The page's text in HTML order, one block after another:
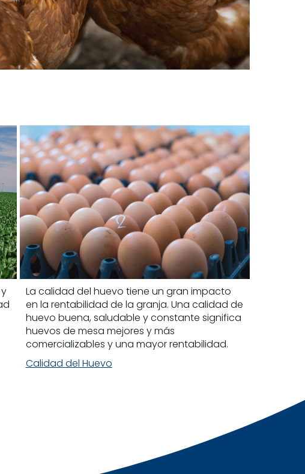
La calidad del huevo tiene un gran impacto
en la rentabilidad de la granja. Una calidad de
huevo buena, saludable y constante significa
huevos de mesa mejores y más
comercializables y una mayor rentabilidad.
Calidad del Huevo